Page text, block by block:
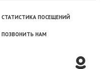
СТАТИСТИКА ПОСЕЩЕНИЙ
ПОЗВОНИТЬ НАМ